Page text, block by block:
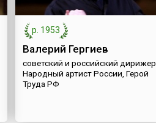
р. 1953
Валерий Гергиев
советский и российский дирижер,
Народный артист России, Герой
Труда РФ